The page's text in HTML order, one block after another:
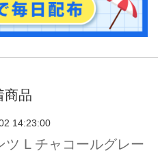
商品
14:23:00
ツ L チャコールグレー